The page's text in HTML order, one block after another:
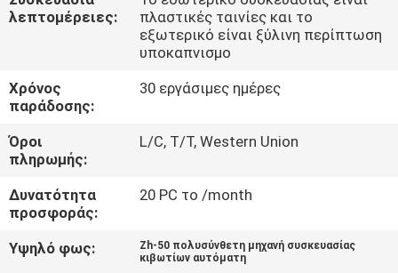
ΠΟΙΌΤΗΤΑΣ
ΕΠΙΚΟΙΝΩΝΉΣΤΕ
ΜΑΖΊ
ΜΑΣ
ΕΙΔΉΣΕΙΣ
ΥΠΟΘΈΣΕΙΣ
λεπτομέρειες:
πλαστικές ταινίες και το
εξωτερικό είναι ξύλινη περίπτωση
υποκαπνισμο
Χρόνος
παράδοσης:
30 εργάσιμες ημέρες
Όροι
πληρωμής:
L/C, T/T, Western Union
Δυνατότητα
προσφοράς:
20 PC το /month
Υψηλό φως:
Zh-50 πολυσύνθετη μηχανή συσκευασίας
κιβωτίων αυτόματη